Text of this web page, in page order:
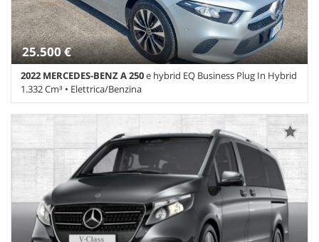
25.500 €
2022 MERCEDES-BENZ A 250e hybrid EQ Business Plug In Hybrid
1.332 Cm³ • Elettrica/Benzina
41.840 Km • Cambio Automatico (8) • Argento metallizzato • 5
Porte • ABS • Airbag • Airbag laterali • Airbag Passeggero • Airbag
testa • Alzacristalli elettrici • Autoradio • Autoradio digitale •
Bluetooth • Boardcomputer • Cerchi in lega • Chiusura
centralizzata • Climatizzatore • Controllo elettronico della corsia •
Controllo trazione • Cruise Control • ESP • Fari LED • Frenata
d'emergenza assistita • Immobilizzatore elettronico •
Riconoscimento dei segnali stradali • Sensore di luce • Sensore di
pioggia • Servosterzo • Specchietti laterali elettrici • Telecamera
per parcheggio assistito